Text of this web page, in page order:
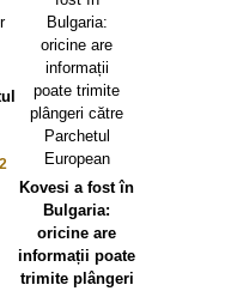
Kovesi a fost în
Bulgaria:
oricine are
informații poate
trimite plângeri